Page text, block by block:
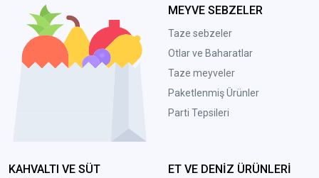
MEYVE SEBZELER
Taze sebzeler
Otlar ve Baharatlar
Taze meyveler
Paketlenmiş Ürünler
Parti Tepsileri
KAHVALTI VE SÜT
ET VE DENİZ ÜRÜNLERİ